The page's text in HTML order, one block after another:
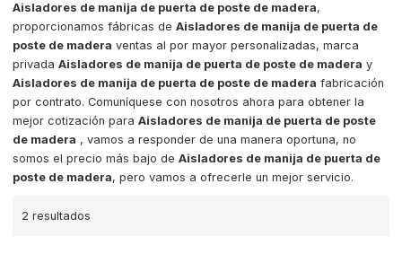
Aisladores de manija de puerta de poste de madera,
proporcionamos fábricas deAisladores de manija de puerta de
poste de madera ventas al por mayor personalizadas, marca
privadaAisladores de manija de puerta de poste de madera y
Aisladores de manija de puerta de poste de madera fabricación
por contrato. Comuníquese con nosotros ahora para obtener la
mejor cotización paraAisladores de manija de puerta de poste
de madera , vamos a responder de una manera oportuna, no
somos el precio más bajo deAisladores de manija de puerta de
poste de madera, pero vamos a ofrecerle un mejor servicio.
2 resultados